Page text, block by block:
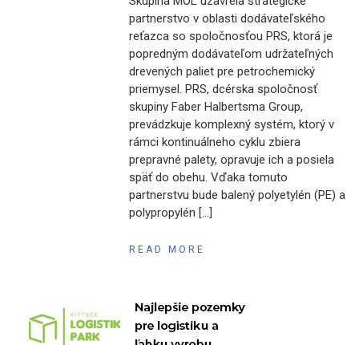
partnerstvo v oblasti dodávateľského
reťazca so spoločnosťou PRS, ktorá je
popredným dodávateľom udržateľných
drevených paliet pre petrochemický
priemysel. PRS, dcérska spoločnosť
skupiny Faber Halbertsma Group,
prevádzkuje komplexný systém, ktorý v
rámci kontinuálneho cyklu zbiera
prepravné palety, opravuje ich a posiela
späť do obehu. Vďaka tomuto
partnerstvu bude balený polyetylén (PE) a
polypropylén […]
READ MORE